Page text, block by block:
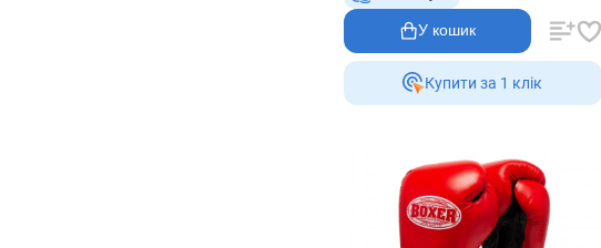
У кошик
Купити за 1 клiк